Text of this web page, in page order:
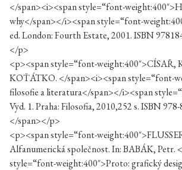
</span><i><span style=“font-
why</span></i><span style=“font-
ed. London: Fourth Estate, 2001. ISBN
</p>
<p><span style=“font-weight:400″>CÍSAŘ,
KOŤÁTKO. </span><i><span style=“font-
filosofie a literatura</span></i><span
Vyd. 1. Praha: Filosofia, 2010,252 s. ISBN
</span></p>
<p><span style=“font-
Alfanumerická společnost. In: BABÁK, Petr.
style=“font-weight:400″>Proto: grafický